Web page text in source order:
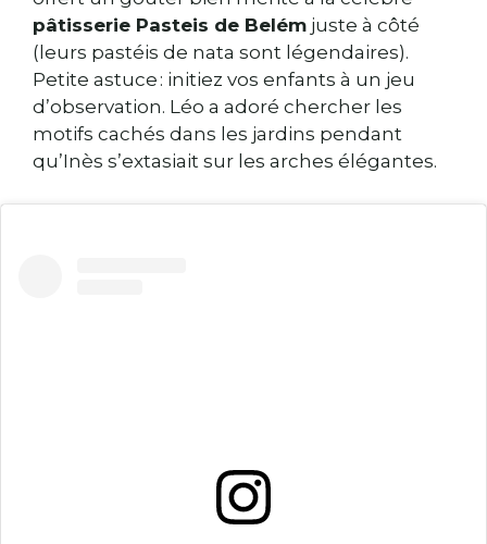
pâtisserie Pasteis de Belém juste à côté
(leurs pastéis de nata sont légendaires).
Petite astuce : initiez vos enfants à un jeu
d’observation. Léo a adoré chercher les
motifs cachés dans les jardins pendant
qu’Inès s’extasiait sur les arches élégantes.